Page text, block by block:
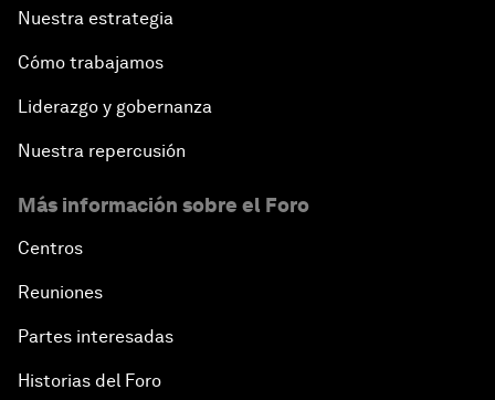
Nuestra estrategia
Cómo trabajamos
Liderazgo y gobernanza
Nuestra repercusión
Más información sobre el Foro
Centros
Reuniones
Partes interesadas
Historias del Foro